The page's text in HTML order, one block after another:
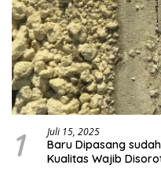
1 Juli 15, 2025
Baru Dipasang
Kualitas Wajib